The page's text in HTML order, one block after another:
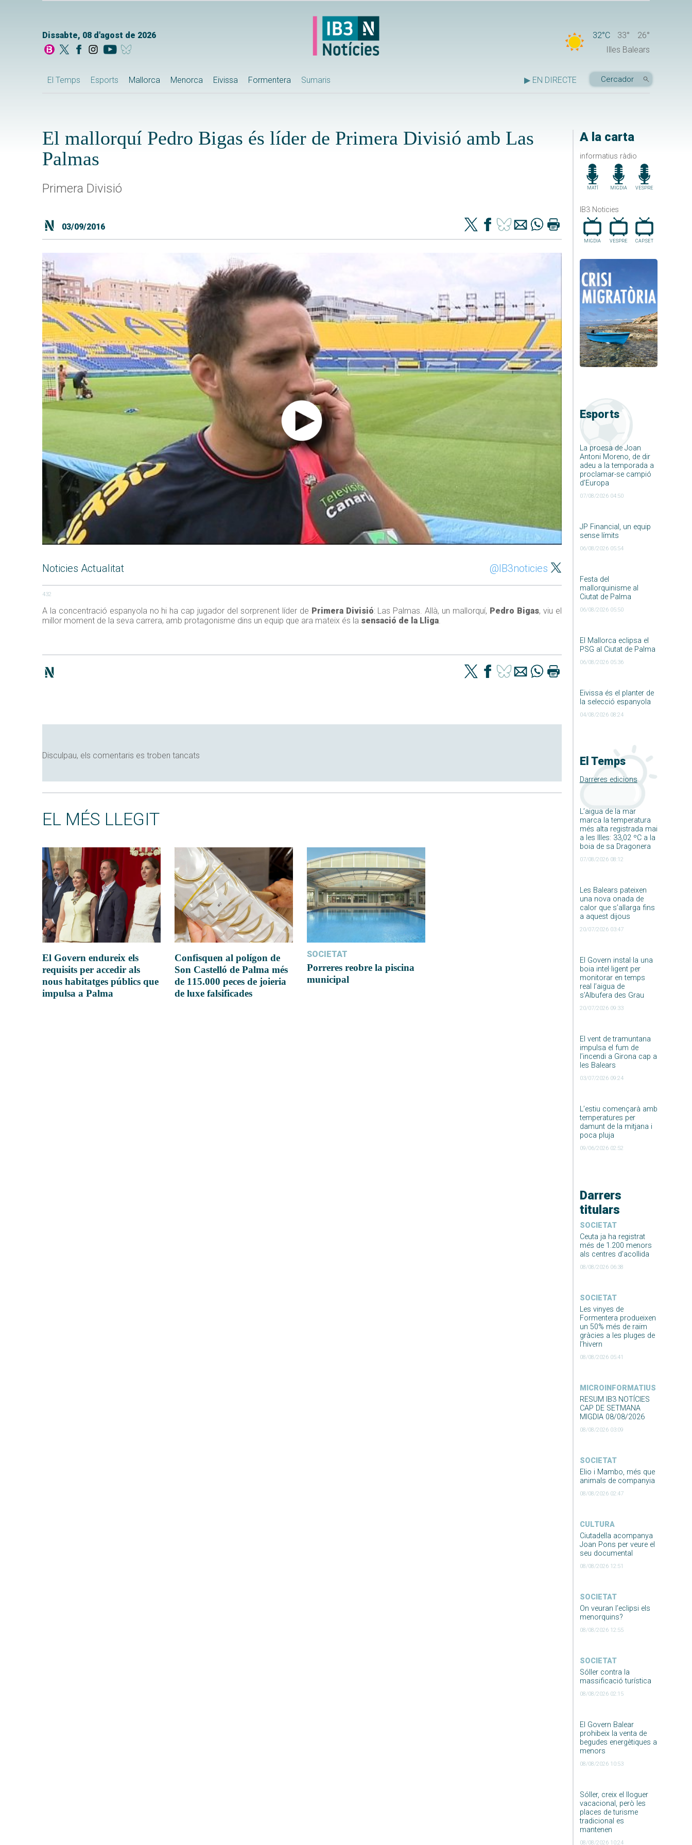
Dissabte, 08 d'agost de 2026 32°C 33°
26°
Illes Balears
El Temps Esports Mallorca Menorca Eivissa Formentera Sumaris ▶ EN DIRECTE
A la carta
informatius ràdio
MATÍ MIGDIA VESPRE
IB3 Noticies
MIGDIA VESPRE CAP.SET
Esports
La proesa de Joan
Antoni Moreno, de dir
adeu a la temporada a
proclamar-se campió
d’Europa
07/08/2026 04:50
JP Financial, un equip
sense límits
06/08/2026 05:54
Festa del
mallorquinisme al
Ciutat de Palma
06/08/2026 05:50
El Mallorca eclipsa el
PSG al Ciutat de Palma
06/08/2026 05:36
Eivissa és el planter de
la selecció espanyola
04/08/2026 08:24
El Temps
Darreres edicions
L’aigua de la mar
marca la temperatura
més alta registrada mai
a les Illes: 33,02 ºC a la
boia de sa Dragonera
07/08/2026 08:12
Les Balears pateixen
una nova onada de
calor que s’allarga fins
a aquest dijous
20/07/2026 03:47
El Govern instal·la una
boia intel·ligent per
monitorar en temps
real l’aigua de
s’Albufera des Grau
20/07/2026 09:33
El vent de tramuntana
impulsa el fum de
l’incendi a Girona cap a
les Balears
03/07/2026 09:24
L’estiu començarà amb
temperatures per
damunt de la mitjana i
poca pluja
09/06/2026 02:52
Darrers
titulars
SOCIETAT
Ceuta ja ha registrat
més de 1.200 menors
als centres d’acollida
08/08/2026 06:38
SOCIETAT
Les vinyes de
Formentera produeixen
un 50% més de raïm
gràcies a les pluges de
l’hivern
08/08/2026 05:41
MICROINFORMATIUS
RESUM IB3 NOTÍCIES
CAP DE SETMANA
MIGDIA 08/08/2026
08/08/2026 03:09
SOCIETAT
Elio i Mambo, més que
animals de companyia
08/08/2026 02:47
CULTURA
Ciutadella acompanya
Joan Pons per veure el
seu documental
08/08/2026 12:51
SOCIETAT
On veuran l’eclipsi els
menorquins?
08/08/2026 12:55
SOCIETAT
Sóller contra la
massificació turística
08/08/2026 02:15
El Govern Balear
prohibeix la venta de
begudes energètiques a
menors
08/08/2026 10:53
Sóller, creix el lloguer
vacacional, però les
places de turisme
tradicional es
mantenen
08/08/2026 10:24
El mallorquí Pedro Bigas és líder de Primera Divisió amb Las
Palmas
Primera Divisió
03/09/2016
Noticies Actualitat @IB3noticies
432
A la concentració espanyola no hi ha cap jugador del sorprenent líder de Primera Divisió: Las Palmas. Allà, un mallorquí, Pedro Bigas, viu el
millor moment de la seva carrera, amb protagonisme dins un equip que ara mateix és la sensació de la Lliga.
Disculpau, els comentaris es troben tancats
EL MÉS LLEGIT
El Govern endureix els
requisits per accedir als
nous habitatges públics que
impulsa a Palma
Confisquen al polígon de
Son Castelló de Palma més
de 115.000 peces de joieria
de luxe falsificades
SOCIETAT
Porreres reobre la piscina
municipal